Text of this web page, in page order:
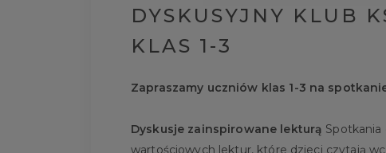
DYSKUSYJNY KLUB
KLAS 1-3
Zapraszamy uczniów klas 1-3 na
Dyskusje zainspirowane lekturą Spotkania
wartościowych lektur, które dzieci czytają